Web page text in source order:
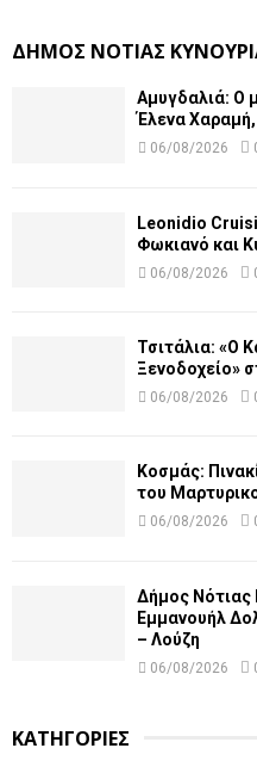
ΔΗΜΟΣ ΝΟΤΙΑΣ
Αμυγδαλιά: Ο
Έλενα
06/08/2026
Leonidio
Φωκιανό και
06/08/2026
Τσιτάλια: «Ο
Ξενοδοχείο»
06/08/2026
Κοσμάς:
του
06/08/2026
Δήμος Νότιας
Εμμανουήλ
– Λούζη
06/08/2026
ΚΑΤΗΓΟΡΙΕΣ